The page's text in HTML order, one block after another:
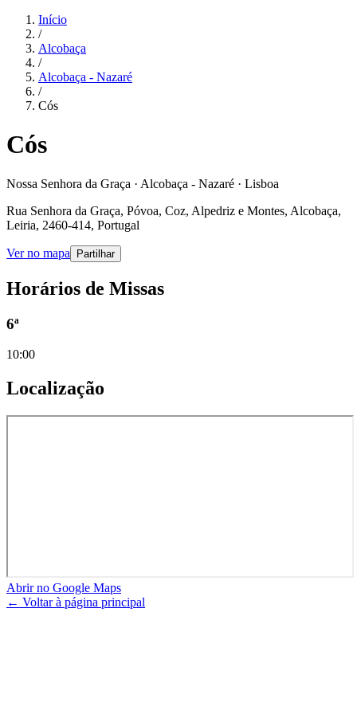
Início
/
Alcobaça
/
Alcobaça - Nazaré
/
Cós
Cós
Nossa Senhora da Graça · Alcobaça - Nazaré · Lisboa
Rua Senhora da Graça, Póvoa, Coz, Alpedriz e Montes, Alcobaça,
Leiria, 2460-414, Portugal
Ver no mapa Partilhar
Horários de Missas
6ª
10:00
Localização
Abrir no Google Maps
← Voltar à página principal